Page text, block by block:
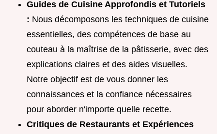
Guides de Cuisine Approfondis et Tutoriels
: Nous décomposons les techniques de cuisine
essentielles, des compétences de base au
couteau à la maîtrise de la pâtisserie, avec des
explications claires et des aides visuelles.
Notre objectif est de vous donner les
connaissances et la confiance nécessaires
pour aborder n'importe quelle recette.
Critiques de Restaurants et Expériences